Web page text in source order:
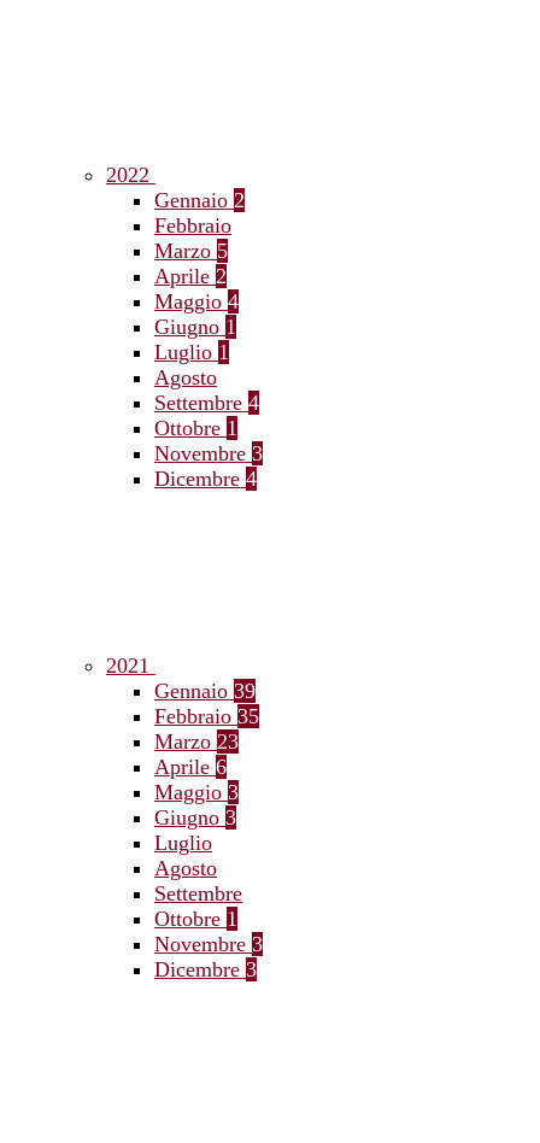
2022
Gennaio 2
Febbraio
Marzo 5
Aprile 2
Maggio 4
Giugno 1
Luglio 1
Agosto
Settembre 4
Ottobre 1
Novembre 3
Dicembre 4
2021
Gennaio 39
Febbraio 35
Marzo 23
Aprile 6
Maggio 3
Giugno 3
Luglio
Agosto
Settembre
Ottobre 1
Novembre 3
Dicembre 3